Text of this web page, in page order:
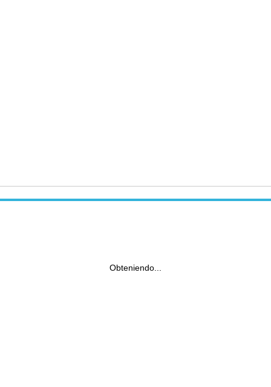
Obteniendo...